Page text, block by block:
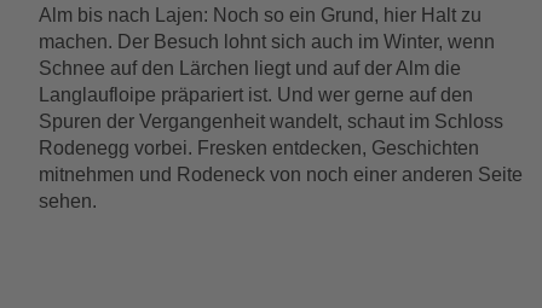
Alm bis nach Lajen: Noch so ein Grund, hier Halt zu
machen. Der Besuch lohnt sich auch im Winter, wenn
Schnee auf den Lärchen liegt und auf der Alm die
Langlaufloipe präpariert ist. Und wer gerne auf den
Spuren der Vergangenheit wandelt, schaut im Schloss
Rodenegg vorbei. Fresken entdecken, Geschichten
mitnehmen und Rodeneck von noch einer anderen Seite
sehen.